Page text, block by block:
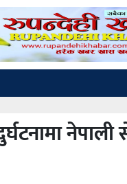
नेपाली